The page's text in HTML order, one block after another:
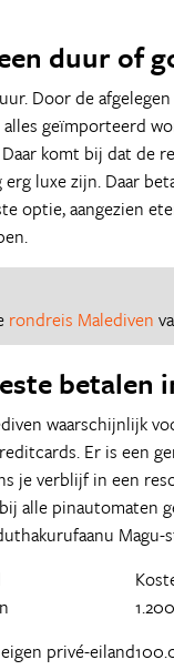
duur of
Door de
geïmporteerd
komt bij dat de
luxe zijn. Daar
optie, aangezien
rondreis Malediven
betalen
waarschijnlijk
Er is een
je verblijf in een
alle pinautomaten
privé-eiland